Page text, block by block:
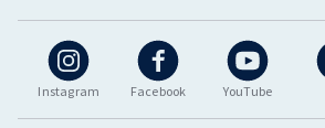
Instagram Facebook YouTube